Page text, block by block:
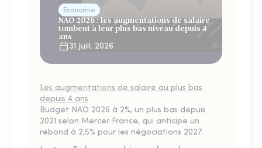
Économie
NAO 2026 : les augmentations de salaire
tombent à leur plus bas niveau depuis 4
ans
31 Juill. 2026
Les augmentations de salaire au plus bas
depuis 4 ans
Budget NAO 2026 à 2%, un plus bas depuis
2021 selon Mercer France, qui anticipe un
rebond à 2,5% pour les négociations 2027.